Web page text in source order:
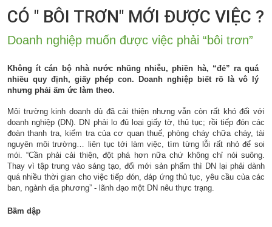
CÓ " BÔI TRƠN" MỚI ĐƯỢC VIỆC ?
Doanh nghiệp muốn được việc phải “bôi trơn”
Không ít cán bộ nhà nước nhũng nhiễu, phiền hà, “đẻ” ra quá
nhiều quy định, giấy phép con. Doanh nghiệp biết rõ là vô lý
nhưng phải ấm ức làm theo.
Môi trường kinh doanh dù đã cải thiện nhưng vẫn còn rất khó đối với
doanh nghiệp (DN). DN phải lo đủ loại giấy tờ, thủ tục; rồi tiếp đón các
đoàn thanh tra, kiểm tra của cơ quan thuế, phòng cháy chữa cháy, tài
nguyên môi trường… liên tục tới làm việc, tìm từng lỗi rất nhỏ để soi
mói. “Cần phải cải thiện, đột phá hơn nữa chứ không chỉ nói suông.
Thay vì tập trung vào sáng tạo, đổi mới sản phẩm thì DN lại phải dành
quá nhiều thời gian cho việc tiếp đón, đáp ứng thủ tục, yêu cầu của các
ban, ngành địa phương” - lãnh đạo một DN nêu thực trạng.
Bầm dập